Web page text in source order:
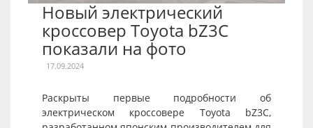
Новый электрический
кроссовер Toyota bZ3C
показали на фото
17.09.2024
Раскрыты первые подробности об
электрическом кроссовере Toyota bZ3C,